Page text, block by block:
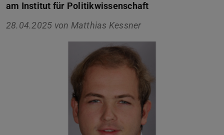
am Institut für Politikwissenschaft
28.04.2025 von Matthias Kessner